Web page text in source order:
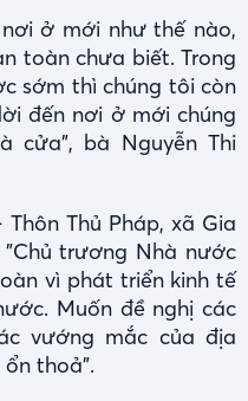
ở mới như thế nào,
toàn chưa biết. Trong
sớm thì chúng tôi còn
đến nơi ở mới chúng
cửa", bà Nguyễn Thi
Thủ Pháp, xã Gia
trương Nhà nước
vì phát triển kinh tế
Muốn đề nghị các
vướng mắc của địa
thoả".